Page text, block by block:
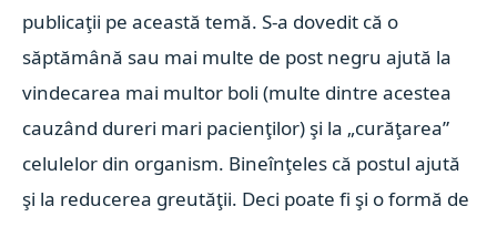
publicaţii pe această temă. S-a dovedit că o
săptămână sau mai multe de post negru ajută la
vindecarea mai multor boli (multe dintre acestea
cauzând dureri mari pacienţilor) şi la „curăţarea”
celulelor din organism. Bineînţeles că postul ajută
şi la reducerea greutăţii. Deci poate fi şi o formă de